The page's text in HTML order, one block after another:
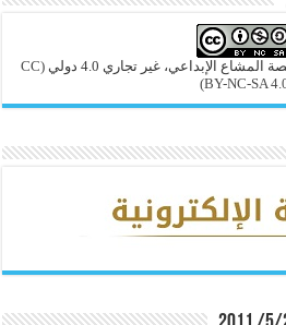
الإبداعي، غير تجاري 4.0 دولي
(CC
BY-NC-SA